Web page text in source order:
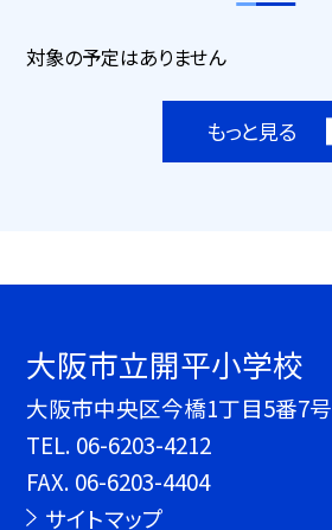
対象の予定はありません
もっと見る
大阪市立開平小学校
大阪市中央区今橋1丁目5番7号
TEL. 06-6203-4212
FAX. 06-6203-4404
サイトマップ